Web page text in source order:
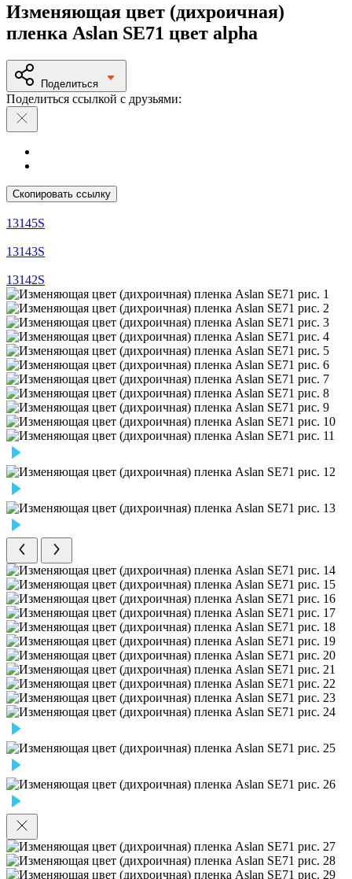
Изменяющая цвет (дихроичная)
пленка Aslan SE71 цвет alpha
Поделиться
Поделиться ссылкой с друзьями:
Скопировать ссылку
13145S
13143S
13142S